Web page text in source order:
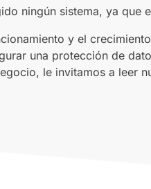
ningún sistema, ya que
y el
una protección de
le invitamos a leer